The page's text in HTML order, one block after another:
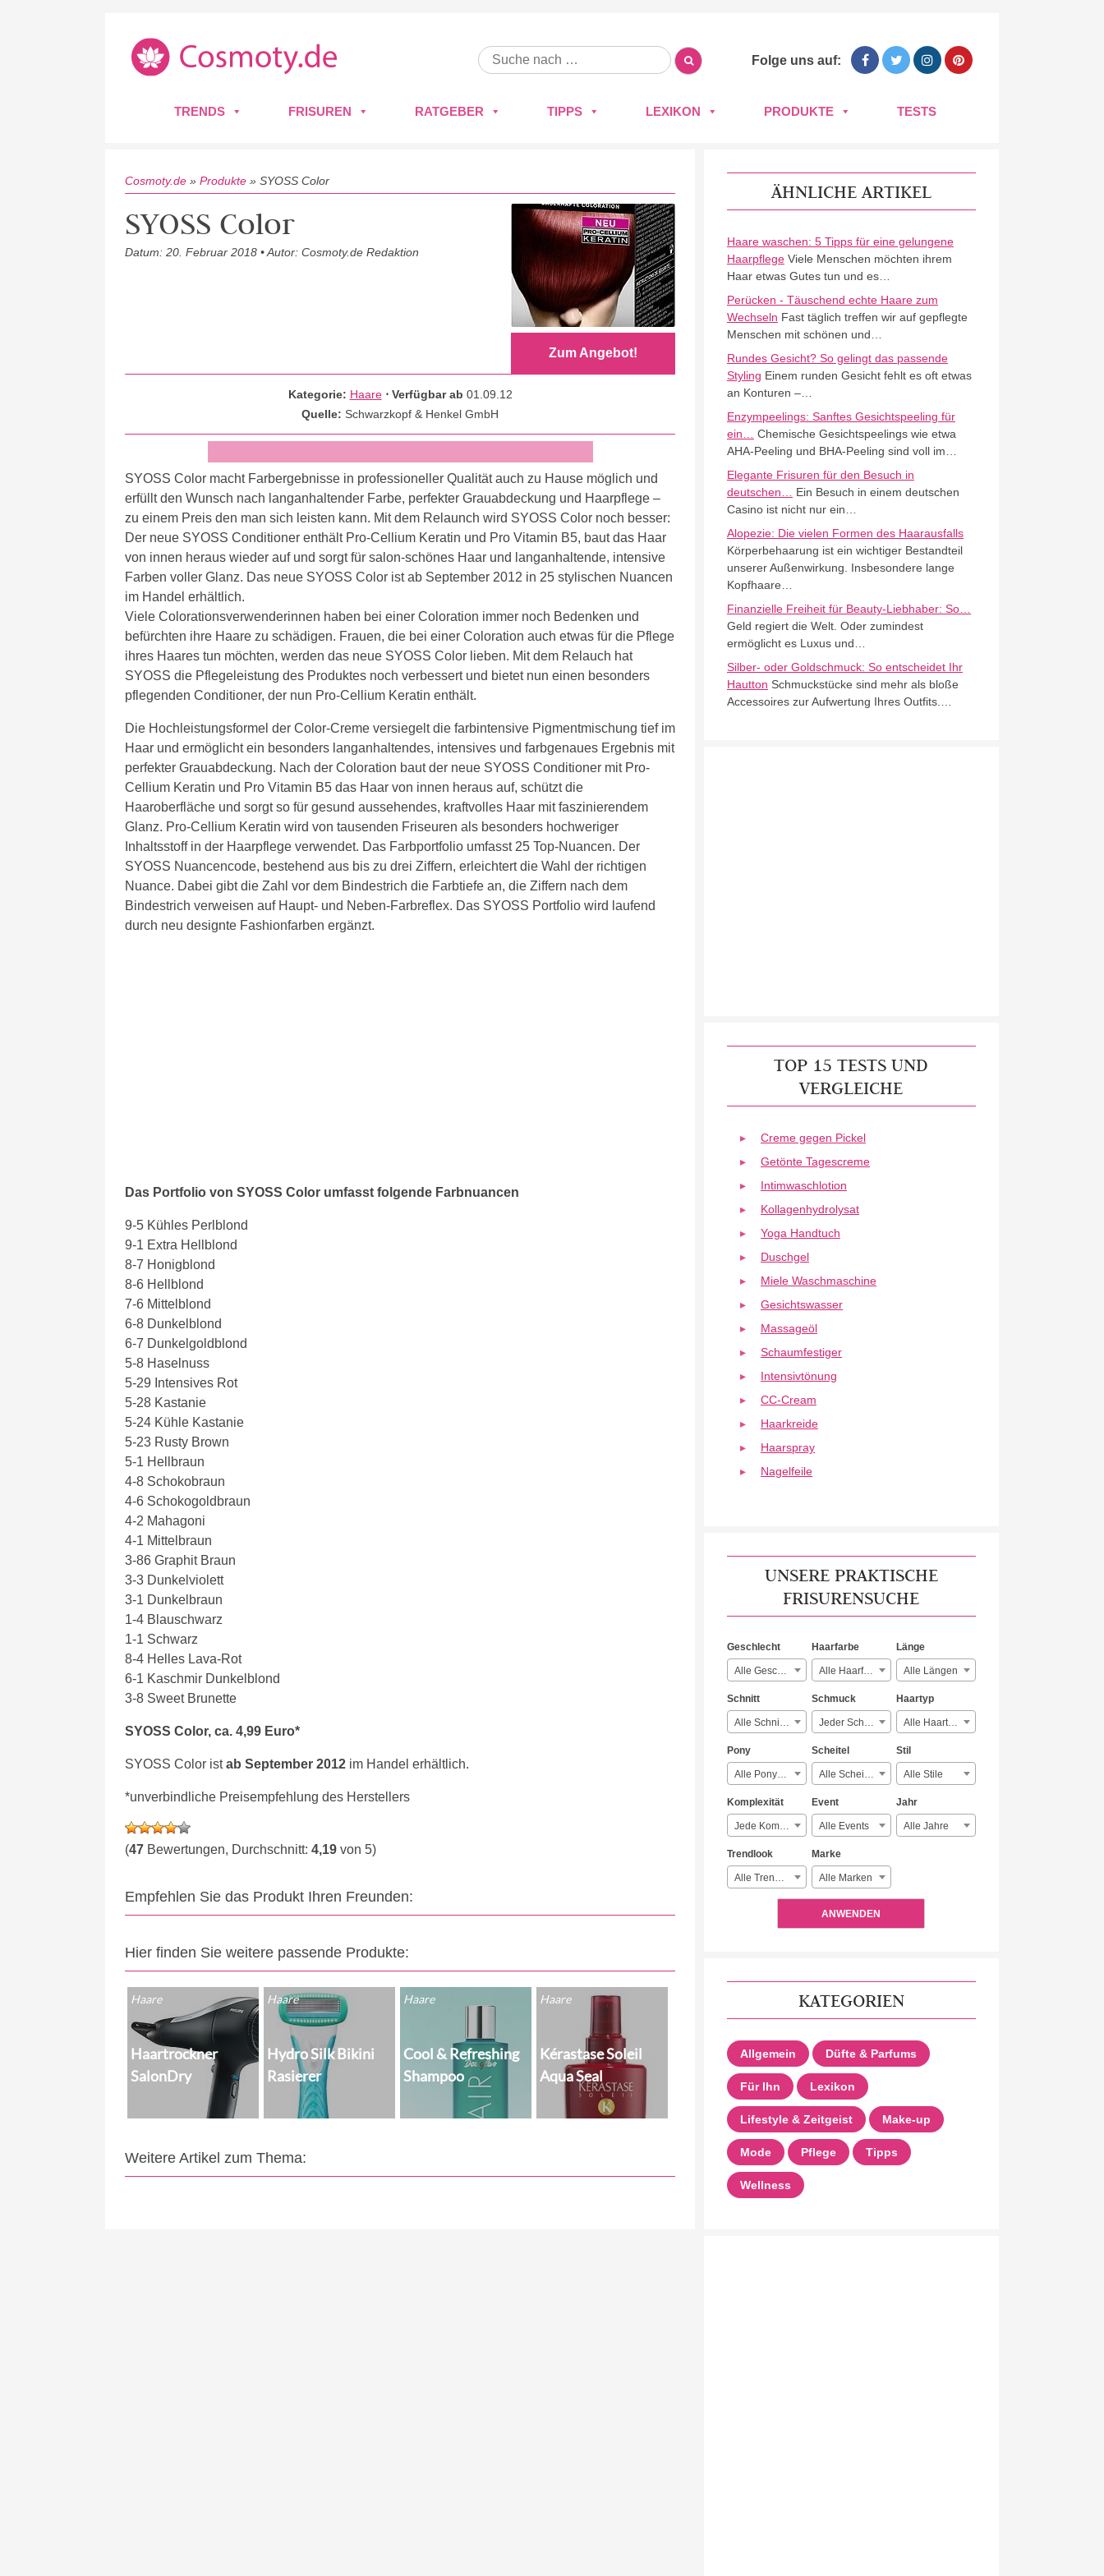
Folge uns auf:
TRENDS FRISUREN RATGEBER TIPPS LEXIKON PRODUKTE TESTS
Cosmoty.de » Produkte » SYOSS Color
Zum Angebot!
SYOSS Color
Datum: 20. Februar 2018 • Autor: Cosmoty.de Redaktion
Kategorie: Haare ⋅ Verfügbar ab 01.09.12
Quelle: Schwarzkopf & Henkel GmbH
SYOSS Color macht Farbergebnisse in professioneller Qualität auch zu Hause möglich und
erfüllt den Wunsch nach langanhaltender Farbe, perfekter Grauabdeckung und Haarpflege –
zu einem Preis den man sich leisten kann. Mit dem Relaunch wird SYOSS Color noch besser:
Der neue SYOSS Conditioner enthält Pro-Cellium Keratin und Pro Vitamin B5, baut das Haar
von innen heraus wieder auf und sorgt für salon-schönes Haar und langanhaltende, intensive
Farben voller Glanz. Das neue SYOSS Color ist ab September 2012 in 25 stylischen Nuancen
im Handel erhältlich.
Viele Colorationsverwenderinnen haben bei einer Coloration immer noch Bedenken und
befürchten ihre Haare zu schädigen. Frauen, die bei einer Coloration auch etwas für die Pflege
ihres Haares tun möchten, werden das neue SYOSS Color lieben. Mit dem Relauch hat
SYOSS die Pflegeleistung des Produktes noch verbessert und bietet nun einen besonders
pflegenden Conditioner, der nun Pro-Cellium Keratin enthält.
Die Hochleistungsformel der Color-Creme versiegelt die farbintensive Pigmentmischung tief im
Haar und ermöglicht ein besonders langanhaltendes, intensives und farbgenaues Ergebnis mit
perfekter Grauabdeckung. Nach der Coloration baut der neue SYOSS Conditioner mit Pro-
Cellium Keratin und Pro Vitamin B5 das Haar von innen heraus auf, schützt die
Haaroberfläche und sorgt so für gesund aussehendes, kraftvolles Haar mit faszinierendem
Glanz. Pro-Cellium Keratin wird von tausenden Friseuren als besonders hochweriger
Inhaltsstoff in der Haarpflege verwendet. Das Farbportfolio umfasst 25 Top-Nuancen. Der
SYOSS Nuancencode, bestehend aus bis zu drei Ziffern, erleichtert die Wahl der richtigen
Nuance. Dabei gibt die Zahl vor dem Bindestrich die Farbtiefe an, die Ziffern nach dem
Bindestrich verweisen auf Haupt- und Neben-Farbreflex. Das SYOSS Portfolio wird laufend
durch neu designte Fashionfarben ergänzt.
Das Portfolio von SYOSS Color umfasst folgende Farbnuancen
9-5 Kühles Perlblond
9-1 Extra Hellblond
8-7 Honigblond
8-6 Hellblond
7-6 Mittelblond
6-8 Dunkelblond
6-7 Dunkelgoldblond
5-8 Haselnuss
5-29 Intensives Rot
5-28 Kastanie
5-24 Kühle Kastanie
5-23 Rusty Brown
5-1 Hellbraun
4-8 Schokobraun
4-6 Schokogoldbraun
4-2 Mahagoni
4-1 Mittelbraun
3-86 Graphit Braun
3-3 Dunkelviolett
3-1 Dunkelbraun
1-4 Blauschwarz
1-1 Schwarz
8-4 Helles Lava-Rot
6-1 Kaschmir Dunkelblond
3-8 Sweet Brunette
SYOSS Color, ca. 4,99 Euro*
SYOSS Color istab September 2012 im Handel erhältlich.
*unverbindliche Preisempfehlung des Herstellers
(47 Bewertungen, Durchschnitt: 4,19 von 5)
Empfehlen Sie das Produkt Ihren Freunden:
Hier finden Sie weitere passende Produkte:
Haare
Haartrockner
SalonDry
Haare
Hydro Silk Bikini
Rasierer
Haare
Cool & Refreshing
Shampoo
Haare
Kérastase Soleil
Aqua Seal
Weitere Artikel zum Thema:
ÄHNLICHE ARTIKEL
Haare waschen: 5 Tipps für eine gelungene
HaarpflegeViele Menschen möchten ihrem
Haar etwas Gutes tun und es…
Perücken - Täuschend echte Haare zum
Wechseln Fast täglich treffen wir auf gepflegte
Menschen mit schönen und…
Rundes Gesicht? So gelingt das passende
Styling Einem runden Gesicht fehlt es oft etwas
an Konturen –…
Enzympeelings: Sanftes Gesichtspeeling für
ein…
Chemische Gesichtspeelings wie etwa
AHA-Peeling und BHA-Peeling sind voll im…
Elegante Frisuren für den Besuch in
deutschen…
Ein Besuch in einem deutschen
Casino ist nicht nur ein…
Alopezie: Die vielen Formen des Haarausfalls
Körperbehaarung ist ein wichtiger Bestandteil
unserer Außenwirkung. Insbesondere lange
Kopfhaare…
Finanzielle Freiheit für Beauty-Liebhaber: So…
Geld regiert die Welt. Oder zumindest
ermöglicht es Luxus und…
Silber- oder Goldschmuck: So entscheidet Ihr
Hautton Schmuckstücke sind mehr als bloße
Accessoires zur Aufwertung Ihres Outfits.…
TOP 15 TESTS UND
VERGLEICHE
Creme gegen Pickel
Getönte Tagescreme
Intimwaschlotion
Kollagenhydrolysat
Yoga Handtuch
Duschgel
Miele Waschmaschine
Gesichtswasser
Massageöl
Schaumfestiger
Intensivtönung
CC-Cream
Haarkreide
Haarspray
Nagelfeile
UNSERE PRAKTISCHE
FRISURENSUCHE
Geschlecht
Alle Geschlechter
Haarfarbe
Alle Haarfarben
Länge
Alle Längen
Schnitt
Alle Schnitte
Schmuck
Jeder Schmuck
Haartyp
Alle Haartypen
Pony
Alle Ponyarten
Scheitel
Alle Scheitelarten
Stil
Alle Stile
Komplexität
Jede Komplexität
Event
Alle Events
Jahr
Alle Jahre
Trendlook
Alle Trendlooks
Marke
Alle Marken
ANWENDEN
KATEGORIEN
Allgemein Düfte & Parfums
Für Ihn Lexikon
Lifestyle & Zeitgeist Make-up
Mode Pflege Tipps
Wellness